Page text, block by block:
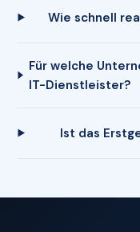
Wie schnell
Für welche
IT-Dienstleister?
Ist das